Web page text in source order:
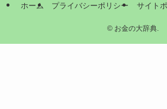
ホーム プライバシーポリシー サイト
©お金の大辞典.